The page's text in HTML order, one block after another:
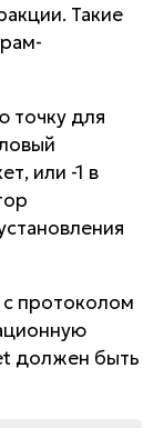
Такие
точку для
или -1 в
с протоколом
должен быть